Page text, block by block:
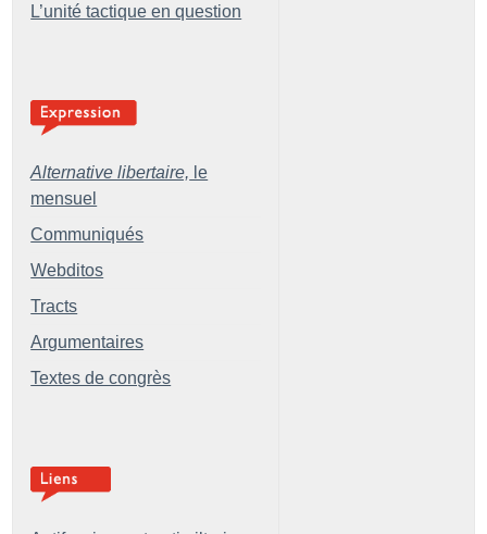
L’unité tactique en question
Alternative libertaire, le
mensuel
Communiqués
Webditos
Tracts
Argumentaires
Textes de congrès